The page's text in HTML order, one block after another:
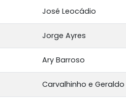
José Leocádio
Jorge Ayres
Ary Barroso
Carvalhinho e